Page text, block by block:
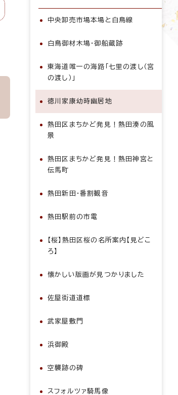
中央卸売市場本場と白鳥線
白鳥御材木場・御船蔵跡
東海道唯一の海路「七里の渡し（宮
の渡し）」
徳川家康幼時幽居地
熱田区まちかど発見！熱田湊の風
景
熱田区まちかど発見！熱田神宮と
伝馬町
熱田新田・番割観音
熱田駅前の市電
【桜】熱田区桜の名所案内【見どこ
ろ】
懐かしい版画が見つかりました
佐屋街道道標
武家屋敷門
浜御殿
空襲跡の碑
スフォルツァ騎馬像